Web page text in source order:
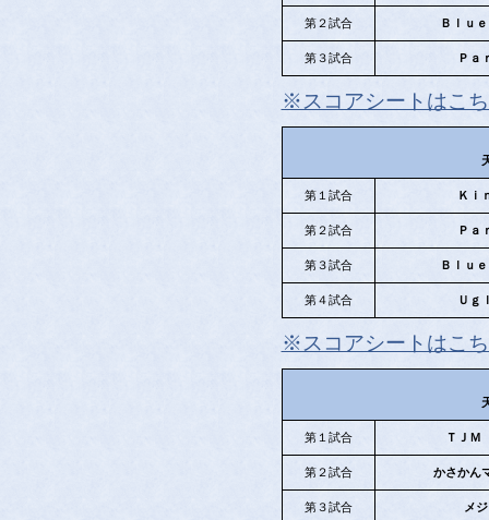
第２試合 Ｂｌｕ
第３試合 Ｐａ
※スコアシートはこ
第１試合 Ｋｉ
第２試合 Ｐａ
第３試合 Ｂｌｕ
第４試合 Ｕｇ
※スコアシートはこ
第１試合 ＴＪ
第２試合 かさかん
第３試合 メ